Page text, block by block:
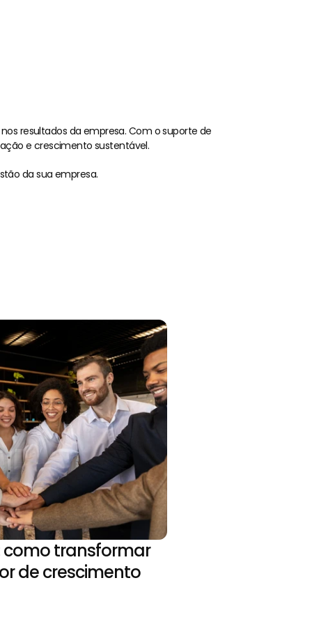
resultados da empresa. Com o suporte de
e crescimento sustentável.
da sua empresa.
como transformar
de crescimento